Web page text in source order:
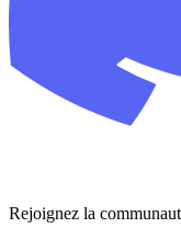
Rejoignez la